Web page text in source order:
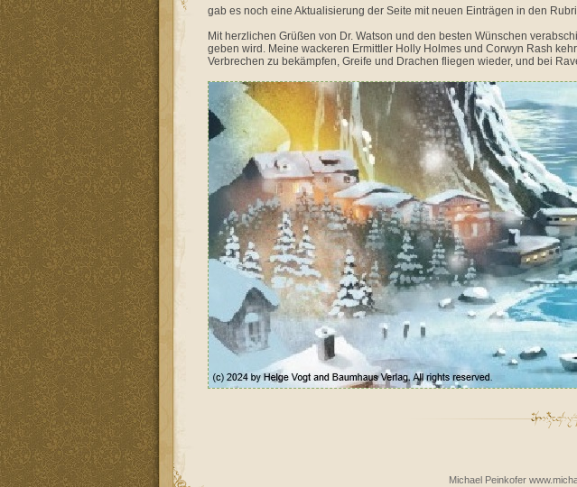
gab es noch eine Aktualisierung der Seite mit neuen Einträgen in den
Mit herzlichen Grüßen von Dr. Watson und den besten Wünschen
geben wird. Meine wackeren Ermittler Holly Holmes und Corwyn Rash
Verbrechen zu bekämpfen, Greife und Drachen fliegen wieder, und bei
Michael Peinkofer